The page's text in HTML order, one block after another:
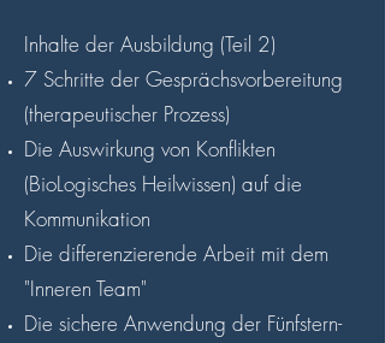
Inhalte der Ausbildung (Teil 2)
7 Schritte der Gesprächsvorbereitung
(therapeutischer Prozess)
Die Auswirkung von Konflikten
(BioLogisches Heilwissen) auf die
Kommunikation
Die differenzierende Arbeit mit dem
"Inneren Team"
Die sichere Anwendung der Fünfstern-